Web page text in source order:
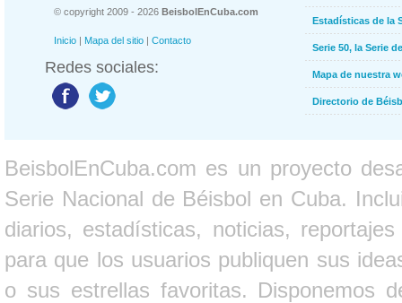
© copyright 2009 - 2026 BeisbolEnCuba.com
Inicio | Mapa del sitio | Contacto
Redes sociales:
Estadísticas de la
Serie 50, la Serie
Mapa de nuestra
Directorio de
BeisbolEnCuba.com es un proyecto
Serie Nacional de Béisbol en Cuba.
diarios, estadísticas, noticias,
para que los usuarios publiquen sus
o sus estrellas favoritas. Disponemos